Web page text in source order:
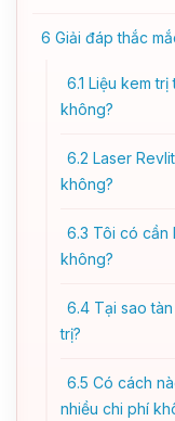
6 Giải đáp thắc
6.1 Liệu kem trị
không?
6.2 Laser
không?
6.3 Tôi có cần
không?
6.4 Tại sao
trị?
6.5 Có cách
nhiều chi phí